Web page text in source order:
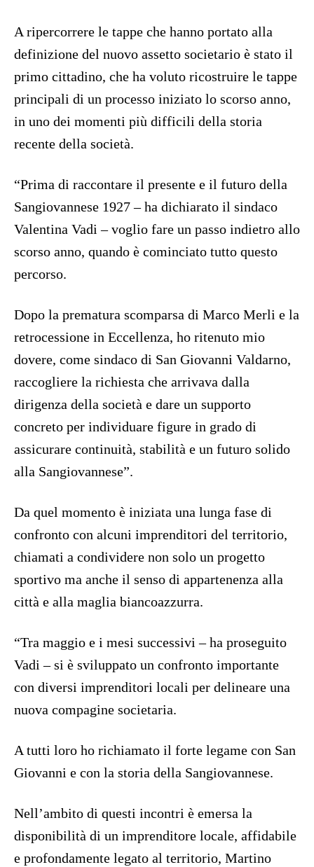
A ripercorrere le tappe che hanno portato alla
definizione del nuovo assetto societario è stato il
primo cittadino, che ha voluto ricostruire le tappe
principali di un processo iniziato lo scorso anno,
in uno dei momenti più difficili della storia
recente della società.
“Prima di raccontare il presente e il futuro della
Sangiovannese 1927 – ha dichiarato il sindaco
Valentina Vadi – voglio fare un passo indietro allo
scorso anno, quando è cominciato tutto questo
percorso.
Dopo la prematura scomparsa di Marco Merli e la
retrocessione in Eccellenza, ho ritenuto mio
dovere, come sindaco di San Giovanni Valdarno,
raccogliere la richiesta che arrivava dalla
dirigenza della società e dare un supporto
concreto per individuare figure in grado di
assicurare continuità, stabilità e un futuro solido
alla Sangiovannese”.
Da quel momento è iniziata una lunga fase di
confronto con alcuni imprenditori del territorio,
chiamati a condividere non solo un progetto
sportivo ma anche il senso di appartenenza alla
città e alla maglia biancoazzurra.
“Tra maggio e i mesi successivi – ha proseguito
Vadi – si è sviluppato un confronto importante
con diversi imprenditori locali per delineare una
nuova compagine societaria.
A tutti loro ho richiamato il forte legame con San
Giovanni e con la storia della Sangiovannese.
Nell’ambito di questi incontri è emersa la
disponibilità di un imprenditore locale, affidabile
e profondamente legato al territorio, Martino